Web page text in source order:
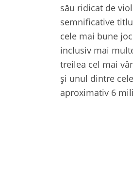
său ridicat de
semnificative
cele mai bune
inclusiv mai
treilea cel mai
și unul dintre
aproximativ 6